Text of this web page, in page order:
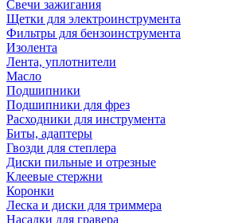
Свечи зажигания
Щетки для электроинструмента
Фильтры для бензоинструмента
Изолента
Лента, уплотнители
Масло
Подшипники
Подшипники для фрез
Расходники для инструмента
Биты, адаптеры
Гвозди для степлера
Диски пильные и отрезные
Клеевые стержни
Коронки
Леска и диски для триммера
Насадки для гравера